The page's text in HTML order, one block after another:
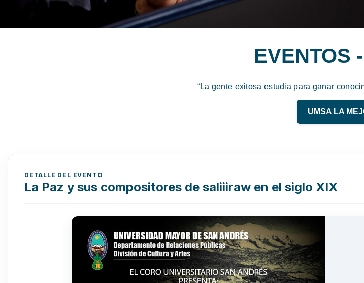
EVENTOS
“La gente exitosa estudia para ganar
UMSA LA
DETALLE DEL EVENTO
La Paz y sus compositores de saliiiraw en el siglo XIX